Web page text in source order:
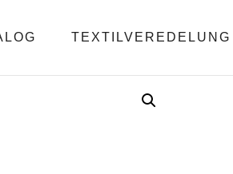
TEXTILVEREDELUNG